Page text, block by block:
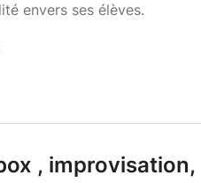
envers ses élèves.
, improvisation,